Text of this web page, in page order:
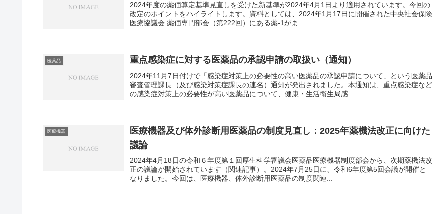
2024年度の薬価算定基準見直しを受けた新基準が2024年4月1日より適用されています。今回の
改定のポイントをハイライトします。資料としては、2024年1月17日に開催された中央社会保険
医療協議会 薬価専門部会（第222回）にある薬-1がま...
医薬品 重点感染症に対する医薬品の承認申請の取扱い（通知）
2024年11月7日付けで「感染症対策上の必要性の高い医薬品の承認申請について」という医薬品
審査管理課長（及び感染対策症課長の連名）通知が発出されました。本通知は、重点感染症など
の感染症対策上の必要性が高い医薬品について、健康・生活衛生局感...
医療機器
医療機器及び体外診断用医薬品の制度見直し：2025年薬機法改正に向けた
議論
2024年4月18日の令和６年度第１回厚生科学審議会医薬品医療機器制度部会から、次期薬機法改
正の議論が開始されています（関連記事）。2024年7月25日に、令和6年度第5回会議が開催と
なりました。今回は、医療機器、体外診断用医薬品の制度関連...